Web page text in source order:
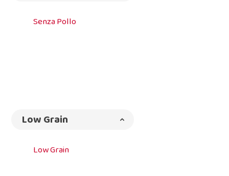
Senza Pollo
Low Grain
Low Grain